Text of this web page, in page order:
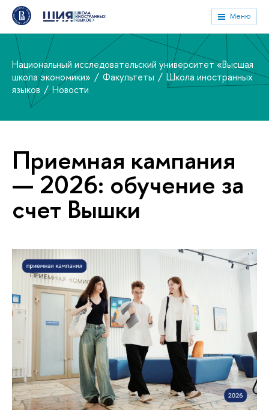
Меню
Национальный исследовательский университет «Высшая
школа экономики»
Факультеты
Школа иностранных
языков
Новости
Приемная кампания
— 2026: обучение за
счет Вышки